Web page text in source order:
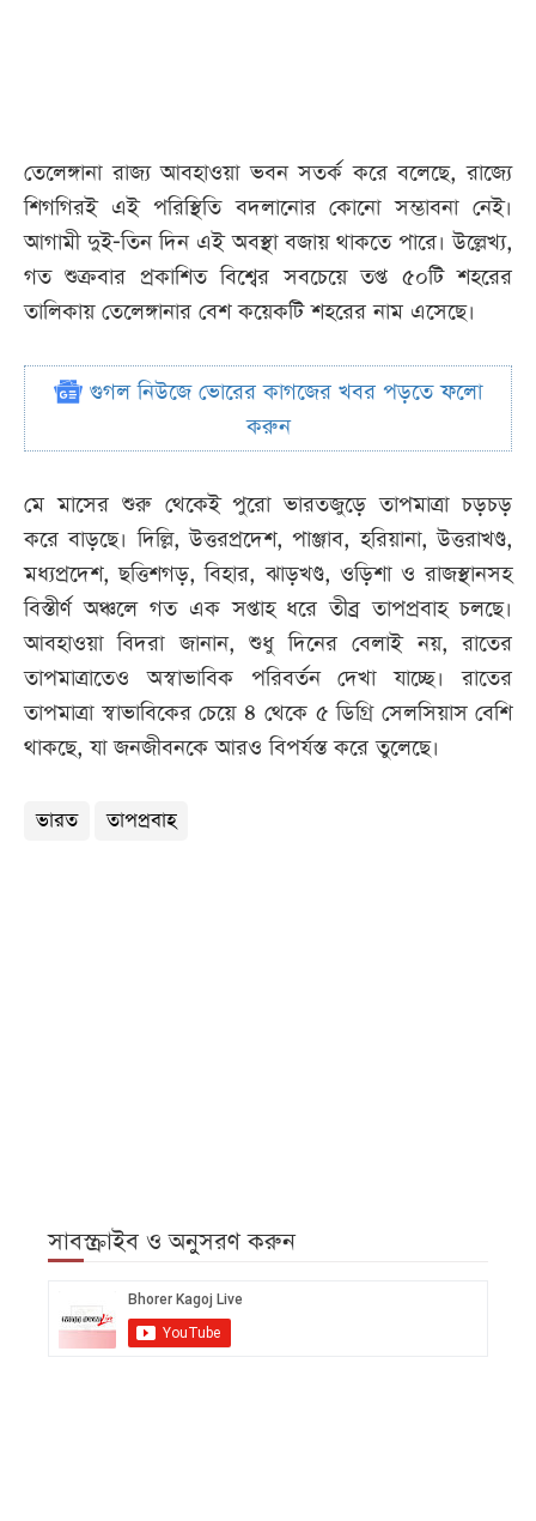
তেলেঙ্গানা রাজ্য আবহাওয়া ভবন সতর্ক করে বলেছে, রাজ্যে
শিগগিরই এই পরিস্থিতি বদলানোর কোনো সম্ভাবনা নেই।
আগামী দুই-তিন দিন এই অবস্থা বজায় থাকতে পারে। উল্লেখ্য,
গত শুক্রবার প্রকাশিত বিশ্বের সবচেয়ে তপ্ত ৫০টি শহরের
তালিকায় তেলেঙ্গানার বেশ কয়েকটি শহরের নাম এসেছে।
গুগল নিউজে ভোরের কাগজের খবর পড়তে ফলো
করুন
মে মাসের শুরু থেকেই পুরো ভারতজুড়ে তাপমাত্রা চড়চড়
করে বাড়ছে। দিল্লি, উত্তরপ্রদেশ, পাঞ্জাব, হরিয়ানা, উত্তরাখণ্ড,
মধ্যপ্রদেশ, ছত্তিশগড়, বিহার, ঝাড়খণ্ড, ওড়িশা ও রাজস্থানসহ
বিস্তীর্ণ অঞ্চলে গত এক সপ্তাহ ধরে তীব্র তাপপ্রবাহ চলছে।
আবহাওয়া বিদরা জানান, শুধু দিনের বেলাই নয়, রাতের
তাপমাত্রাতেও অস্বাভাবিক পরিবর্তন দেখা যাচ্ছে। রাতের
তাপমাত্রা স্বাভাবিকের চেয়ে ৪ থেকে ৫ ডিগ্রি সেলসিয়াস বেশি
থাকছে, যা জনজীবনকে আরও বিপর্যস্ত করে তুলেছে।
ভারত তাপপ্রবাহ
সাবস্ক্রাইব ও অনুসরণ করুন